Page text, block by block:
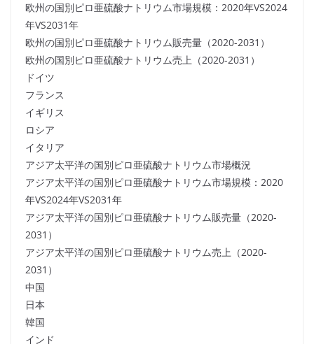
欧州の国別ピロ亜硫酸ナトリウム市場規模：2020年VS2024
年VS2031年
欧州の国別ピロ亜硫酸ナトリウム販売量（2020-2031）
欧州の国別ピロ亜硫酸ナトリウム売上（2020-2031）
ドイツ
フランス
イギリス
ロシア
イタリア
アジア太平洋の国別ピロ亜硫酸ナトリウム市場概況
アジア太平洋の国別ピロ亜硫酸ナトリウム市場規模：2020
年VS2024年VS2031年
アジア太平洋の国別ピロ亜硫酸ナトリウム販売量（2020-
2031）
アジア太平洋の国別ピロ亜硫酸ナトリウム売上（2020-
2031）
中国
日本
韓国
インド